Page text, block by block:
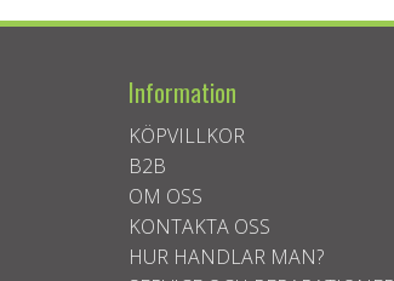
Information
KÖPVILLKOR
B2B
OM OSS
KONTAKTA OSS
HUR HANDLAR MAN?